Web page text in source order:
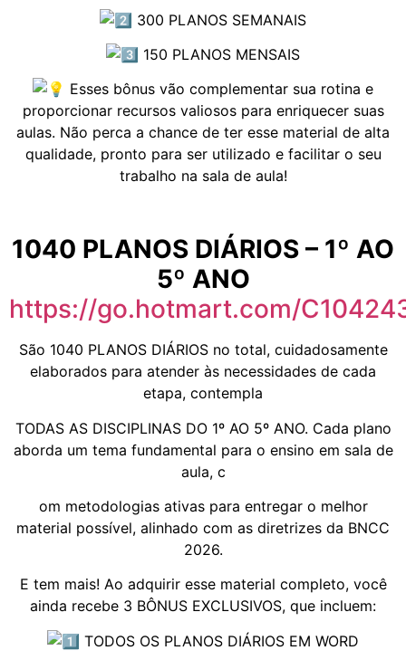
300 PLANOS SEMANAIS
150 PLANOS MENSAIS
Esses bônus vão complementar sua rotina e
proporcionar recursos valiosos para enriquecer suas
aulas. Não perca a chance de ter esse material de alta
qualidade, pronto para ser utilizado e facilitar o seu
trabalho na sala de aula!
1040 PLANOS DIÁRIOS – 1º AO
5º ANO
https://go.hotmart.com/
São 1040 PLANOS DIÁRIOS no total, cuidadosamente
elaborados para atender às necessidades de cada
etapa, contempla
TODAS AS DISCIPLINAS DO 1º AO 5º ANO. Cada plano
aborda um tema fundamental para o ensino em sala de
aula, c
om metodologias ativas para entregar o melhor
material possível, alinhado com as diretrizes da BNCC
2026.
E tem mais! Ao adquirir esse material completo, você
ainda recebe 3 BÔNUS EXCLUSIVOS, que incluem:
TODOS OS PLANOS DIÁRIOS EM WORD